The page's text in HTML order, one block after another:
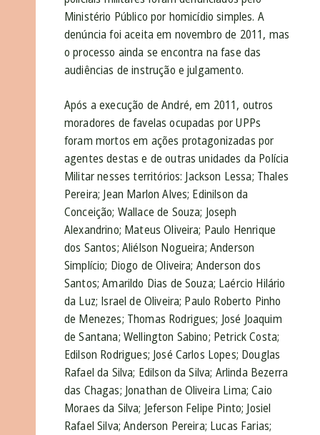
Ministério Público por homicídio simples. A
denúncia foi aceita em novembro de 2011, mas
o processo ainda se encontra na fase das
audiências de instrução e julgamento.
Após a execução de André, em 2011, outros
moradores de favelas ocupadas por UPPs
foram mortos em ações protagonizadas por
agentes destas e de outras unidades da Polícia
Militar nesses territórios: Jackson Lessa; Thales
Pereira; Jean Marlon Alves; Edinilson da
Conceição; Wallace de Souza; Joseph
Alexandrino; Mateus Oliveira; Paulo Henrique
dos Santos; Aliélson Nogueira; Anderson
Simplício; Diogo de Oliveira; Anderson dos
Santos; Amarildo Dias de Souza; Laércio Hilário
da Luz; Israel de Oliveira; Paulo Roberto Pinho
de Menezes; Thomas Rodrigues; José Joaquim
de Santana; Wellington Sabino; Petrick Costa;
Edilson Rodrigues; José Carlos Lopes; Douglas
Rafael da Silva; Edilson da Silva; Arlinda Bezerra
das Chagas; Jonathan de Oliveira Lima; Caio
Moraes da Silva; Jeferson Felipe Pinto; Josiel
Rafael Silva; Anderson Pereira; Lucas Farias;